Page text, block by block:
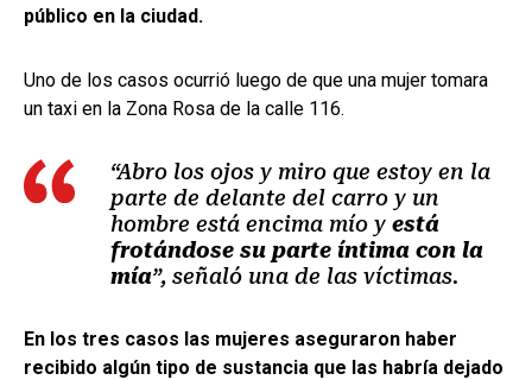
público en la ciudad.
Uno de los casos ocurrió luego de que una mujer tomara
un taxi en la Zona Rosa de la calle 116.
“Abro los ojos y miro que estoy en la
parte de delante del carro y un
hombre está encima mío y está
frotándose su parte íntima con la
mía”, señaló una de las víctimas.
En los tres casos las mujeres aseguraron haber
recibido algún tipo de sustancia que las habría dejado